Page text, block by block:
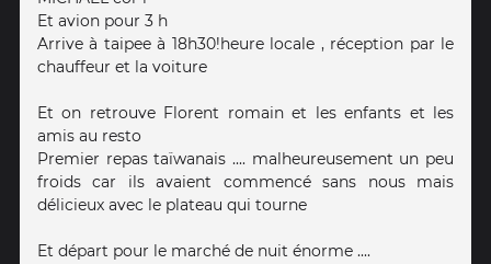
Et avion pour 3 h
Arrive à taipee à 18h30!heure locale , réception par le
chauffeur et la voiture
Et on retrouve Florent romain et les enfants et les
amis au resto
Premier repas taïwanais .... malheureusement un peu
froids car ils avaient commencé sans nous mais
délicieux avec le plateau qui tourne
Et départ pour le marché de nuit énorme ....